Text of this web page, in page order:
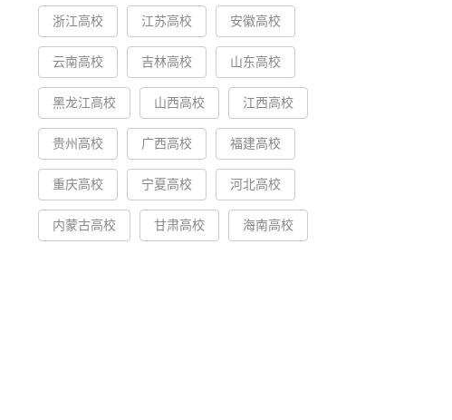
浙江高校 江苏高校 安徽高校
云南高校 吉林高校 山东高校
黑龙江高校 山西高校 江西高校
贵州高校 广西高校 福建高校
重庆高校 宁夏高校 河北高校
内蒙古高校 甘肃高校 海南高校